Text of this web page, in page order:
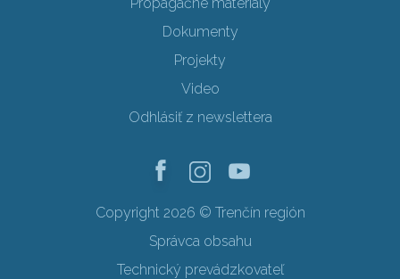
Dokumenty
Projekty
Video
Odhlásiť z newslettera
Copyright 2026 © Trenčín región
Správca obsahu
Technický prevádzkovateľ